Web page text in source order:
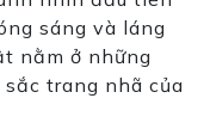
sáng và láng
nằm ở những
trang nhã của